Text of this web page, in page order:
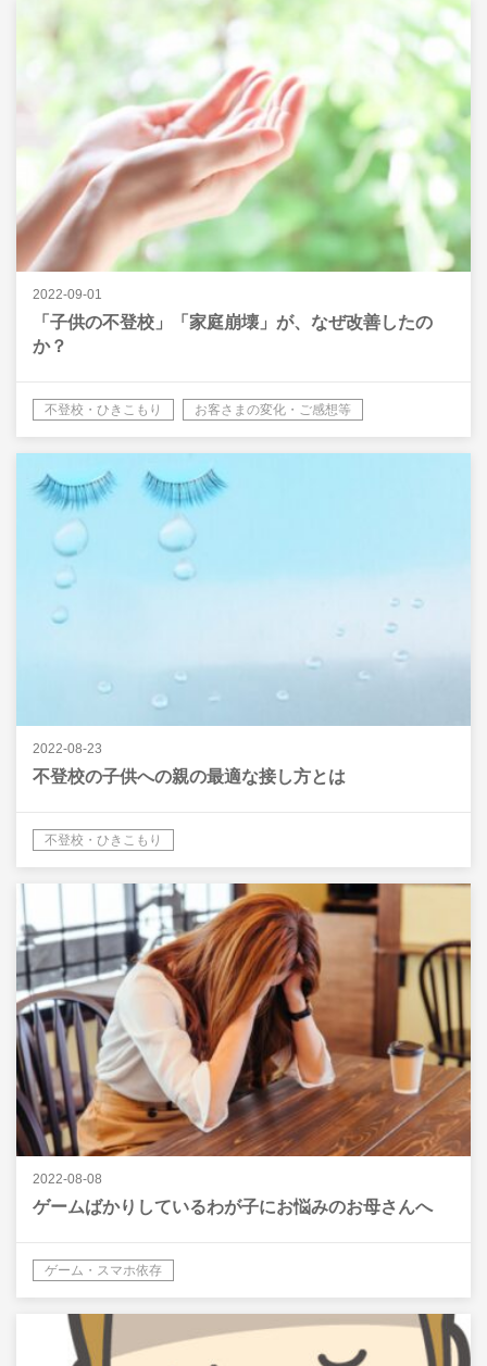
2022-09-01
「子供の不登校」「家庭崩壊」が、なぜ改善したの
か？
不登校・ひきこもり お客さまの変化・ご感想等
2022-08-23
不登校の子供への親の最適な接し方とは
不登校・ひきこもり
2022-08-08
ゲームばかりしているわが子にお悩みのお母さんへ
ゲーム・スマホ依存